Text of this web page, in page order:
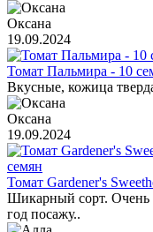
Оксана
19.09.2024
Томат Пальмира - 10
Вкусные, кожица
Оксана
19.09.2024
Томат Gardener's
Шикарный сорт. Очень
год посажу..